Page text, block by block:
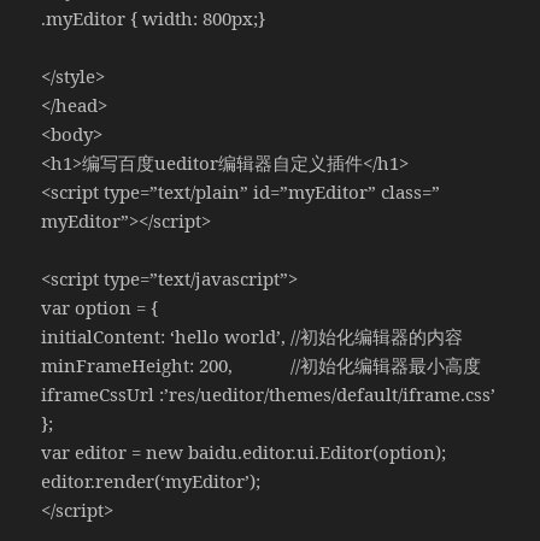
.myEditor { width: 800px;}
</style>
</head>
<body>
<h1>编写百度ueditor编辑器自定义插件</h1>
<script type=”text/plain” id=”myEditor” class=”
myEditor”></script>
<script type=”text/javascript”>
var option = {
initialContent: ‘hello world’, //初始化编辑器的内容
minFrameHeight: 200, //初始化编辑器最小高度
iframeCssUrl :’res/ueditor/themes/default/iframe.css’
};
var editor = new baidu.editor.ui.Editor(option);
editor.render(‘myEditor’);
</script>